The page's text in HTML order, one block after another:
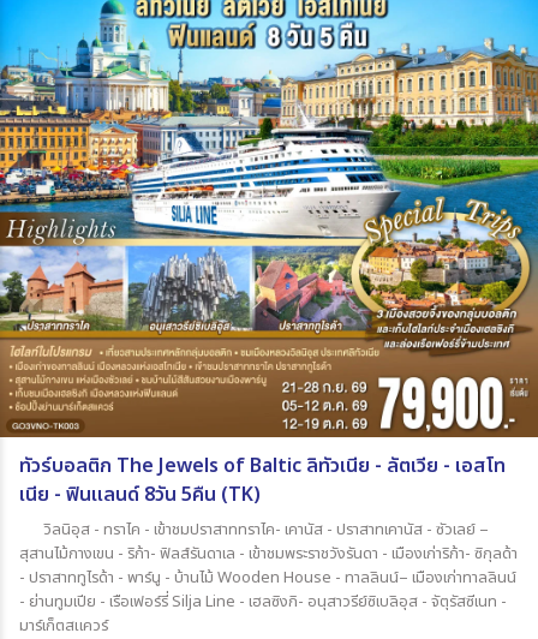
ทัวร์บอลติก The Jewels of Baltic ลิทัวเนีย - ลัตเวีย - เอสโท
เนีย - ฟินแลนด์ 8วัน 5คืน (TK)
วิลนิอุส - ทราไค - เข้าชมปราสาททราไค- เคานัส - ปราสาทเคานัส - ซัวเลย์ –
สุสานไม้กางเขน - ริก้า- ฟิลส์รันดาเล - เข้าชมพระราชวังรันดา - เมืองเก่าริก้า- ซิกุลด้า
- ปราสาททูไรด้า - พาร์นู - บ้านไม้ Wooden House - ทาลลินน์– เมืองเก่าทาลลินน์
- ย่านทูมเปีย - เรือเฟอร์รี่ Silja Line - เฮลซิงกิ- อนุสาวรีย์ซิเบลิอุส - จัตุรัสซีเนท -
มาร์เก็ตสแควร์